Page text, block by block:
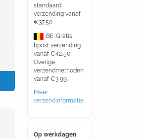
standaard
verzending vanaf
€37,50
BE: Gratis
bpost verzending
vanaf €42,50
Overige
verzendmethoden
vanaf €3,99.
Meer
verzendinformatie
Op werkdagen